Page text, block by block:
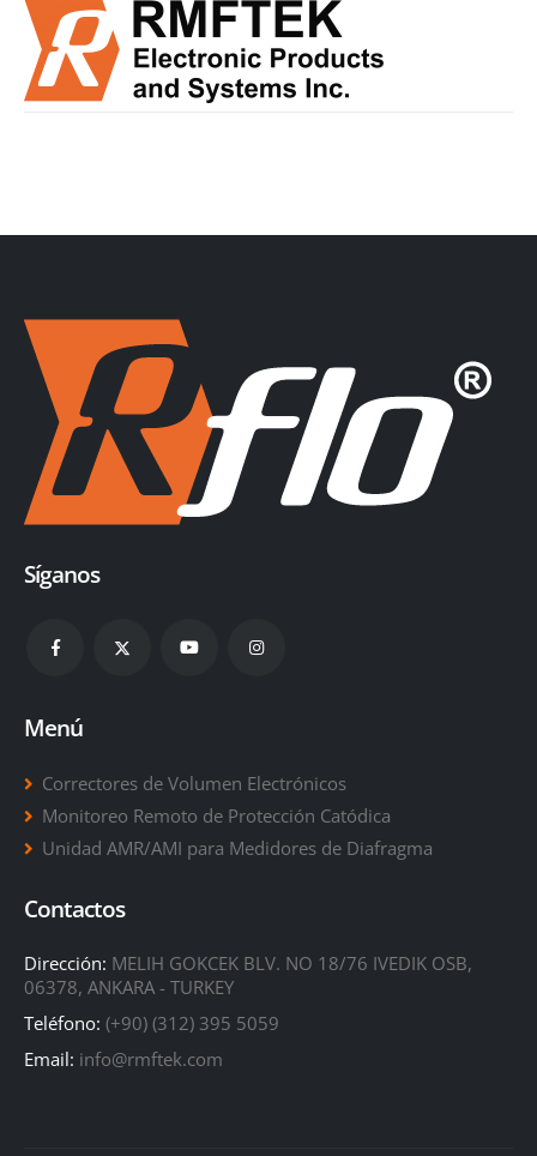
Síganos
Menú
Correctores de Volumen Electrónicos
Monitoreo Remoto de Protección Catódica
Unidad AMR/AMI para Medidores de Diafragma
Contactos
Dirección: MELIH GOKCEK BLV. NO 18/76 IVEDIK OSB,
06378, ANKARA - TURKEY
Teléfono: (+90) (312) 395 5059
Email: info@rmftek.com